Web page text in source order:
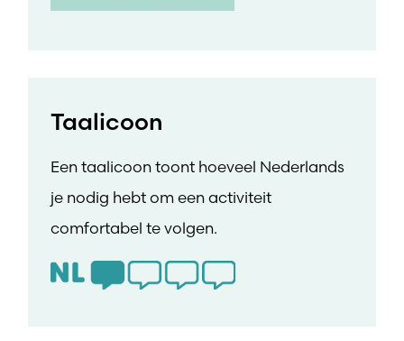
Taalicoon
Een taalicoon toont hoeveel Nederlands
je nodig hebt om een activiteit
comfortabel te volgen.